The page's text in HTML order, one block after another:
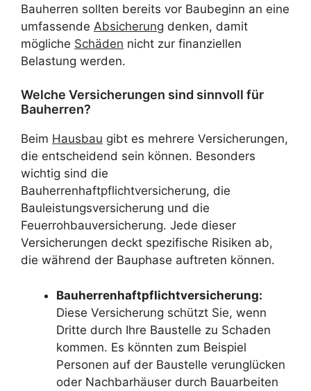
Bauherren sollten bereits vor Baubeginn an eine
umfassende Absicherung denken, damit
mögliche Schäden nicht zur finanziellen
Belastung werden.
Welche Versicherungen sind sinnvoll für
Bauherren?
Beim Hausbau gibt es mehrere Versicherungen,
die entscheidend sein können. Besonders
wichtig sind die
Bauherrenhaftpflichtversicherung, die
Bauleistungsversicherung und die
Feuerrohbauversicherung. Jede dieser
Versicherungen deckt spezifische Risiken ab,
die während der Bauphase auftreten können.
Bauherrenhaftpflichtversicherung:
Diese Versicherung schützt Sie, wenn
Dritte durch Ihre Baustelle zu Schaden
kommen. Es könnten zum Beispiel
Personen auf der Baustelle verunglücken
oder Nachbarhäuser durch Bauarbeiten